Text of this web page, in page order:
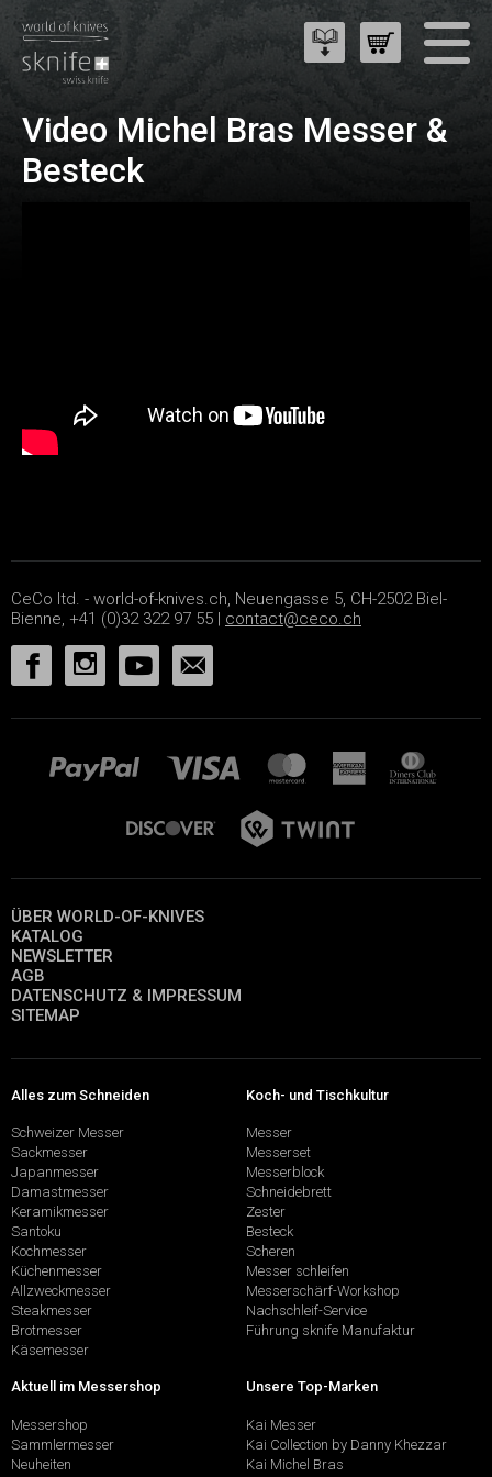
Video Michel Bras Messer &
Besteck
CeCo ltd. - world-of-knives.ch, Neuengasse 5, CH-2502 Biel-
Bienne, +41 (0)32 322 97 55 | contact@ceco.ch
ÜBER WORLD-OF-KNIVES
KATALOG
NEWSLETTER
AGB
DATENSCHUTZ & IMPRESSUM
SITEMAP
Alles zum Schneiden
Schweizer Messer
Sackmesser
Japanmesser
Damastmesser
Keramikmesser
Santoku
Kochmesser
Küchenmesser
Allzweckmesser
Steakmesser
Brotmesser
Käsemesser
Koch- und Tischkultur
Messer
Messerset
Messerblock
Schneidebrett
Zester
Besteck
Scheren
Messer schleifen
Messerschärf-Workshop
Nachschleif-Service
Führung sknife Manufaktur
Aktuell im Messershop
Messershop
Sammlermesser
Neuheiten
Unsere Top-Marken
Kai Messer
Kai Collection by Danny Khezzar
Kai Michel Bras